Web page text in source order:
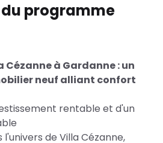
programme
Cézanne à Gardanne : un
neuf alliant confort
rentable et d'un
de Villa Cézanne,